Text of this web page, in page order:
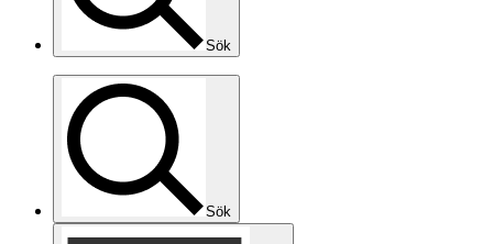
Sök
Sök